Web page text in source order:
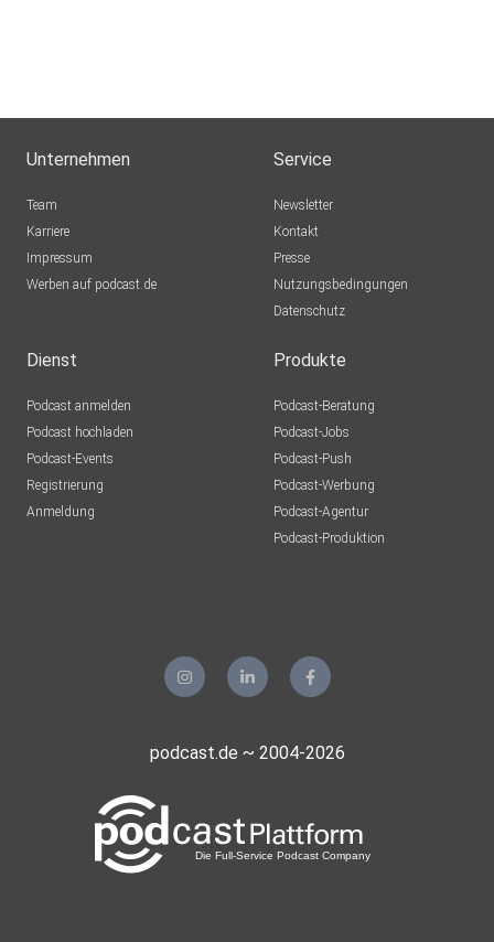
Unternehmen
Team
Karriere
Impressum
Werben auf podcast.de
Service
Newsletter
Kontakt
Presse
Nutzungsbedingungen
Datenschutz
Dienst
Podcast anmelden
Podcast hochladen
Podcast-Events
Registrierung
Anmeldung
Produkte
Podcast-Beratung
Podcast-Jobs
Podcast-Push
Podcast-Werbung
Podcast-Agentur
Podcast-Produktion
podcast.de ~ 2004-2026